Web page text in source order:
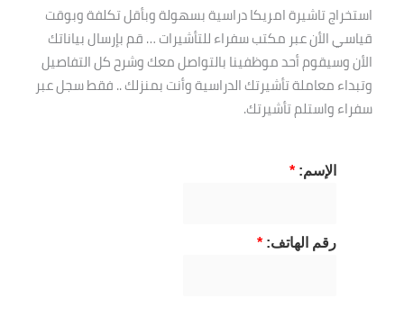
استخراج تاشيرة امريكا دراسية بسهولة وبأقل تكلفة وبوقت
قياسي الأن عبر مكتب سفراء للتأشيرات … قم بإرسال بياناتك
الأن وسيقوم أحد موظفينا بالتواصل معك وشرح كل التفاصيل
وتبداء معاملة تأشيرتك الدراسية وأنت بمنزلك .. فقط سجل عبر
سفراء واستلم تأشيرتك.
الإسم:*
رقم الهاتف:*